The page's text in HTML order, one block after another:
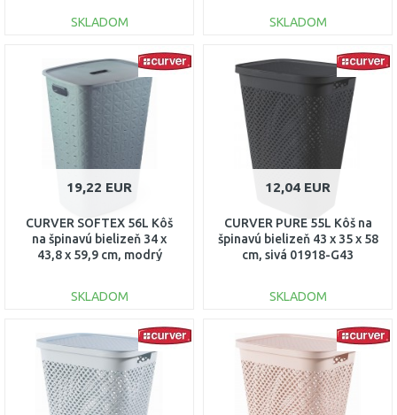
SKLADOM
DO KOŠÍKA
Porovnať
SKLADOM
DO KOŠÍKA
Porovnať
19,22 EUR
CURVER SOFTEX 56L Kôš
na špinavú bielizeň 34 x
43,8 x 59,9 cm, modrý
SKLADOM
DO KOŠÍKA
Porovnať
12,04 EUR
CURVER PURE 55L Kôš na
špinavú bielizeň 43 x 35 x 58
cm, sivá 01918-G43
SKLADOM
DO KOŠÍKA
Porovnať